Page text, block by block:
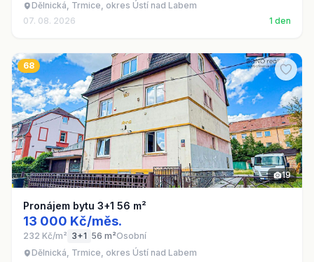
Dělnická, Trmice, okres Ústí nad Labem
07. 08. 2026
1 den
68
19
Pronájem bytu 3+1 56 m²
13 000 Kč/měs.
232 Kč/m² 3+1 56 m²Osobní
Dělnická, Trmice, okres Ústí nad Labem